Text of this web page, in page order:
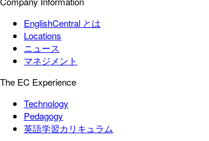
EnglishCentral とは
Locations
ニュース
マネジメント
The EC Experience
Technology
Pedagogy
英語学習カリキュラム